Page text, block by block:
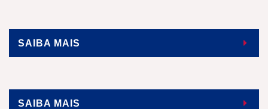
SAIBA MAIS
SAIBA MAIS